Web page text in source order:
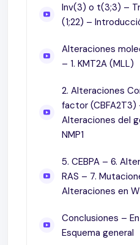
Leucemia Linfática
RAEH. Del17p &
Decisión de
Indice de pronóstico
Anti CD20 (rituximab)
Línea Primer Régimen
Global
línea (Excluídos los
Ibrutinib para
linfocítica crónica
Ibrutinib como
Inv(3) o t(3;3) –
(1;22) –
Alteraciones
– 1. KMT2A (MLL)
2. Alteraciones
factor (CBFA2T3)
Alteraciones del
NMP1
5. CEBPA – 6.
RAS – 7.
Alteraciones en
Conclusiones –
Esquema general